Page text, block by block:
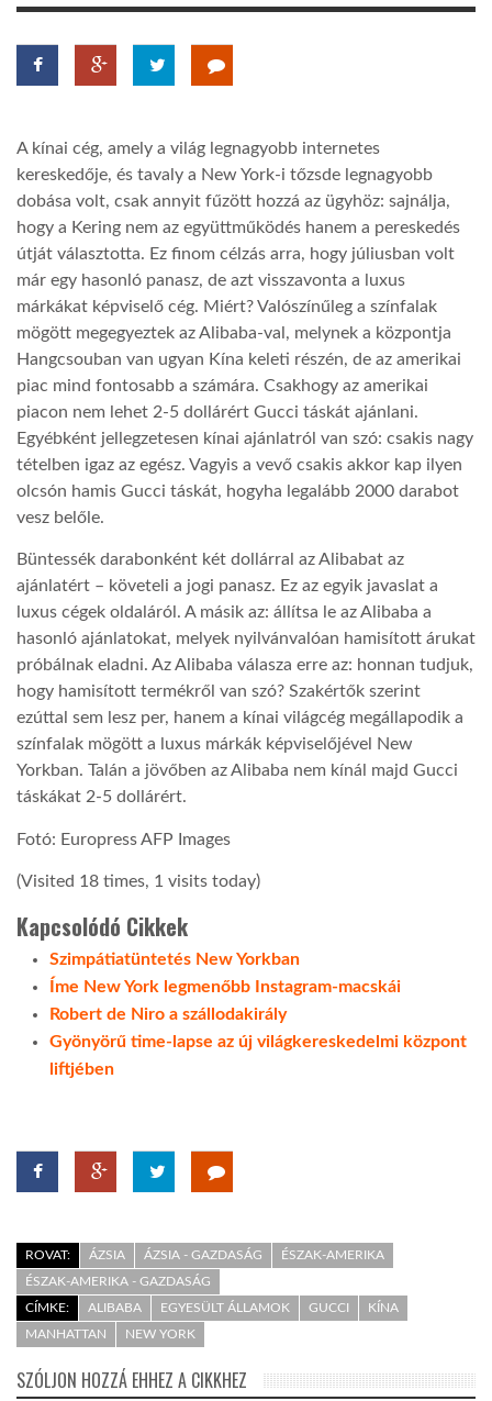
GLOBOBOOK
A kínai cég, amely a világ legnagyobb internetes
kereskedője, és tavaly a New York-i tőzsde legnagyobb
dobása volt, csak annyit fűzött hozzá az ügyhöz: sajnálja,
hogy a Kering nem az együttműködés hanem a pereskedés
útját választotta. Ez finom célzás arra, hogy júliusban volt
már egy hasonló panasz, de azt visszavonta a luxus
márkákat képviselő cég. Miért? Valószínűleg a színfalak
mögött megegyeztek az Alibaba-val, melynek a központja
Hangcsouban van ugyan Kína keleti részén, de az amerikai
piac mind fontosabb a számára. Csakhogy az amerikai
piacon nem lehet 2-5 dollárért Gucci táskát ajánlani.
Egyébként jellegzetesen kínai ajánlatról van szó: csakis nagy
tételben igaz az egész. Vagyis a vevő csakis akkor kap ilyen
olcsón hamis Gucci táskát, hogyha legalább 2000 darabot
vesz belőle.
Büntessék darabonként két dollárral az Alibabat az
ajánlatért – követeli a jogi panasz. Ez az egyik javaslat a
luxus cégek oldaláról. A másik az: állítsa le az Alibaba a
hasonló ajánlatokat, melyek nyilvánvalóan hamisított árukat
próbálnak eladni. Az Alibaba válasza erre az: honnan tudjuk,
hogy hamisított termékről van szó? Szakértők szerint
ezúttal sem lesz per, hanem a kínai világcég megállapodik a
színfalak mögött a luxus márkák képviselőjével New
Yorkban. Talán a jövőben az Alibaba nem kínál majd Gucci
táskákat 2-5 dollárért.
Fotó: Europress AFP Images
(Visited 18 times, 1 visits today)
Kapcsolódó Cikkek
Szimpátiatüntetés New Yorkban
Íme New York legmenőbb Instagram-macskái
Robert de Niro a szállodakirály
Gyönyörű time-lapse az új világkereskedelmi központ
liftjében
ROVAT: ÁZSIA ÁZSIA - GAZDASÁG
ÉSZAK-AMERIKA
ÉSZAK-AMERIKA - GAZDASÁG
CÍMKE:
ALIBABA EGYESÜLT ÁLLAMOK GUCCI
KÍNA
MANHATTAN
NEW YORK
SZÓLJON HOZZÁ EHHEZ A CIKKHEZ